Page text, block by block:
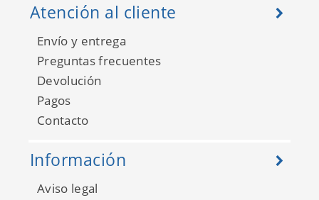
Adakids 8900-2
Atención al cliente
Envío y entrega
Preguntas frecuentes
Devolución
Pagos
Contacto
Información
Aviso legal